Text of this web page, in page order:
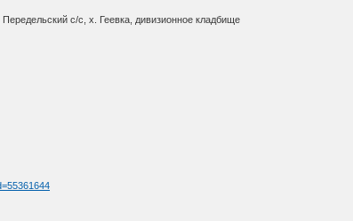
с/с, х. Геевка, дивизионное кладбище